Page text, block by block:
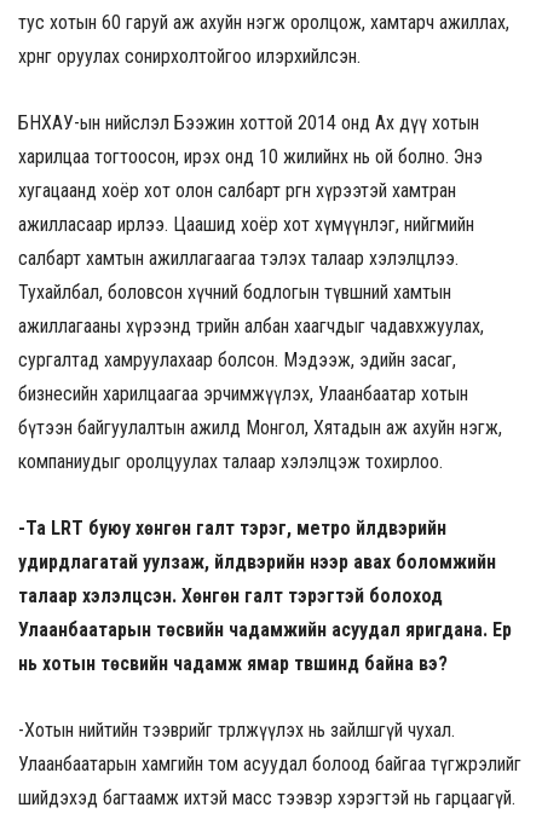
тус хотын 60 гаруй аж ахуйн нэгж оролцож, хамтарч ажиллах,
хөрөнгө оруулах сонирхолтойгоо илэрхийлсэн.
БНХАУ-ын нийслэл Бээжин хоттой 2014 онд Ах дүү хотын
харилцаа тогтоосон, ирэх онд 10 жилийнх нь ой болно. Энэ
хугацаанд хоёр хот олон салбарт өргөн хүрээтэй хамтран
ажилласаар ирлээ. Цаашид хоёр хот хүмүүнлэг, нийгмийн
салбарт хамтын ажиллагаагаа тэлэх талаар хэлэлцлээ.
Тухайлбал, боловсон хүчний бодлогын түвшний хамтын
ажиллагааны хүрээнд төрийн албан хаагчдыг чадавхжуулах,
сургалтад хамруулахаар болсон. Мэдээж, эдийн засаг,
бизнесийн харилцаагаа эрчимжүүлэх, Улаанбаатар хотын
бүтээн байгуулалтын ажилд Монгол, Хятадын аж ахуйн нэгж,
компаниудыг оролцуулах талаар хэлэлцэж тохирлоо.
-Та LRT буюу хөнгөн галт тэрэг, метро үйлдвэрийн
удирдлагатай уулзаж, үйлдвэрийн үнээр авах боломжийн
талаар хэлэлцсэн. Хөнгөн галт тэрэгтэй болоход
Улаанбаатарын төсвийн чадамжийн асуудал яригдана. Ер
нь хотын төсвийн чадамж ямар түвшинд байна вэ?
-Хотын нийтийн тээврийг төрөлжүүлэх нь зайлшгүй чухал.
Улаанбаатарын хамгийн том асуудал болоод байгаа түгжрэлийг
шийдэхэд багтаамж ихтэй масс тээвэр хэрэгтэй нь гарцаагүй.